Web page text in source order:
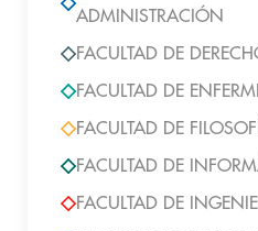
ADMINISTRACIÓN
FACULTAD DE
FACULTAD DE
FACULTAD DE
FACULTAD DE
FACULTAD DE